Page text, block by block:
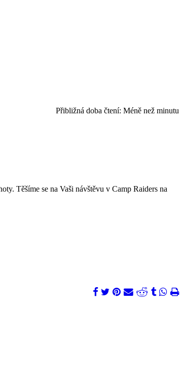
Přibližná doba čtení: Méně než minutu
Těšíme se na Vaši návštěvu v Camp Raiders na